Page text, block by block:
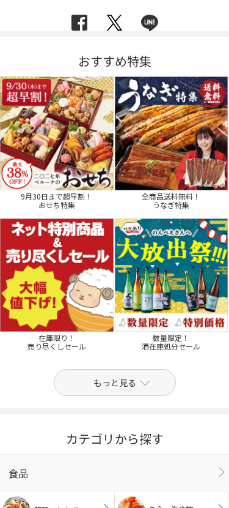
おすすめ特集
9月30日まで超早割！
おせち特集
全商品送料無料！
うなぎ特集
在庫限り！
売り尽くしセール
数量限定！
酒在庫処分セール
もっと見る
カテゴリから探す
食品